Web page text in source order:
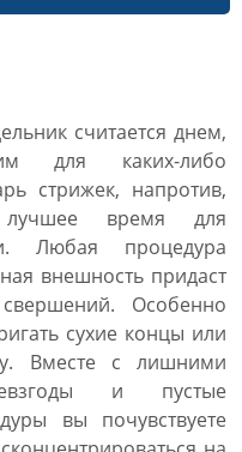
считается днем,
для каких-либо
стрижек, напротив,
время для
Любая процедура
внешность придаст
Особенно
сухие концы или
Вместе с лишними
и пустые
вы почувствуете